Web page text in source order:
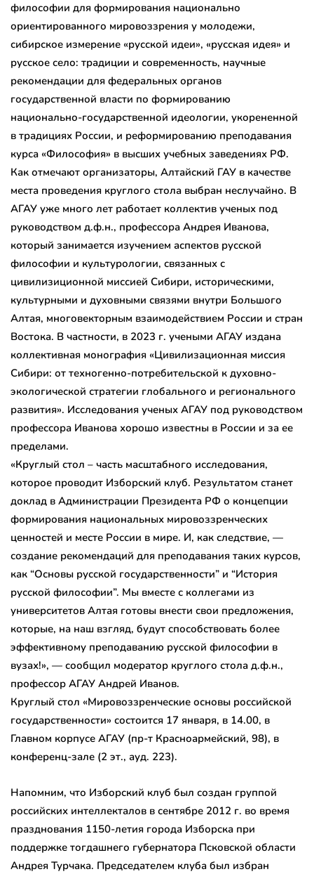
философии для формирования национально
ориентированного мировоззрения у молодежи,
сибирское измерение «русской идеи», «русская идея» и
русское село: традиции и современность, научные
рекомендации для федеральных органов
государственной власти по формированию
национально-государственной идеологии, укорененной
в традициях России, и реформированию преподавания
курса «Философия» в высших учебных заведениях РФ.
Как отмечают организаторы, Алтайский ГАУ в качестве
места проведения круглого стола выбран неслучайно. В
АГАУ уже много лет работает коллектив ученых под
руководством д.ф.н., профессора Андрея Иванова,
который занимается изучением аспектов русской
философии и культурологии, связанных с
цивилизиционной миссией Сибири, историческими,
культурными и духовными связями внутри Большого
Алтая, многовекторным взаимодействием России и стран
Востока. В частности, в 2023 г. учеными АГАУ издана
коллективная монография «Цивилизационная миссия
Сибири: от техногенно-потребительской к духовно-
экологической стратегии глобального и регионального
развития». Исследования ученых АГАУ под руководством
профессора Иванова хорошо известны в России и за ее
пределами.
«Круглый стол – часть масштабного исследования,
которое проводит Изборский клуб. Результатом станет
доклад в Администрации Президента РФ о концепции
формирования национальных мировоззренческих
ценностей и месте России в мире. И, как следствие, —
создание рекомендаций для преподавания таких курсов,
как “Основы русской государственности” и “История
русской философии”. Мы вместе с коллегами из
университетов Алтая готовы внести свои предложения,
которые, на наш взгляд, будут способствовать более
эффективному преподаванию русской философии в
вузах!», — сообщил модератор круглого стола д.ф.н.,
профессор АГАУ Андрей Иванов.
Круглый стол «Мировоззренческие основы российской
государственности» состоится 17 января, в 14.00, в
Главном корпусе АГАУ (пр-т Красноармейский, 98), в
конференц-зале (2 эт., ауд. 223).
Напомним, что Изборский клуб был создан группой
российских интеллекталов в сентябре 2012 г. во время
празднования 1150-летия города Изборска при
поддержке тогдашнего губернатора Псковской области
Андрея Турчака. Председателем клуба был избран